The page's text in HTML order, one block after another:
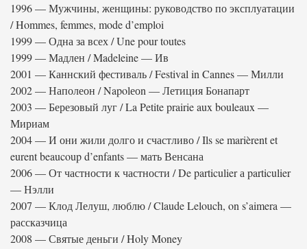
1996 — Мужчины, женщины: руководство по эксплуатации
/ Hommes, femmes, mode d’emploi
1999 — Одна за всех / Une pour toutes
1999 — Мадлен / Madeleine — Ив
2001 — Каннский фестиваль / Festival in Cannes — Милли
2002 — Наполеон / Napolеоn — Летиция Бонапарт
2003 — Березовый луг / La Petite prairie aux bouleaux —
Мириам
2004 — И они жили долго и счастливо / Ils se marièrent et
eurent beaucoup d’enfants — мать Венсана
2006 — От частности к частности / De particulier а particulier
— Нэлли
2007 — Клод Лелуш, люблю / Claude Lelouch, on s’aimera —
рассказчица
2008 — Святые деньги / Holy Money